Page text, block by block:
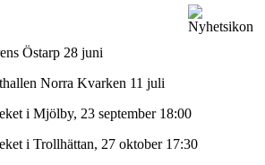
Östarp 28 juni
Norra Kvarken 11 juli
i Mjölby, 23 september 18:00
i Trollhättan, 27 oktober 17:30